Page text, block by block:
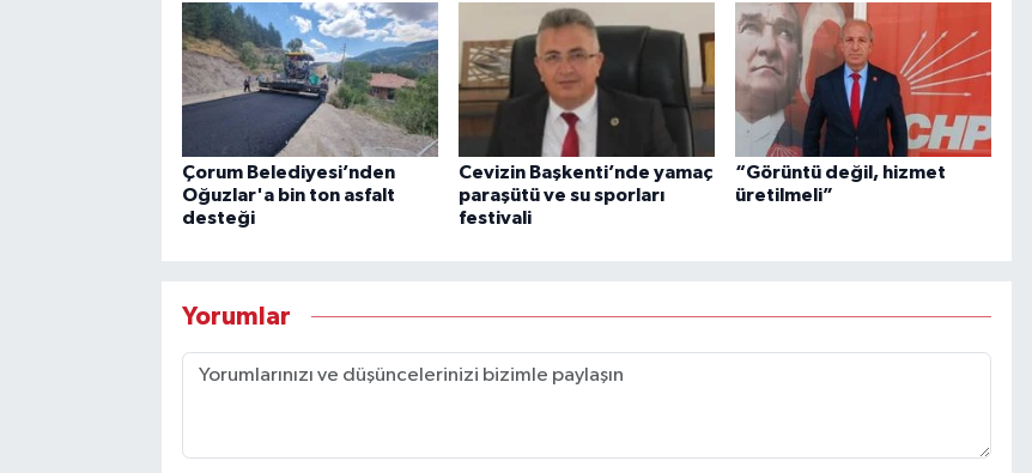
Çorum Belediyesi’nden
Oğuzlar'a bin ton asfalt
desteği
Cevizin Başkenti’nde yamaç
paraşütü ve su sporları
festivali
“Görüntü değil, hizmet
üretilmeli”
Yorumlar